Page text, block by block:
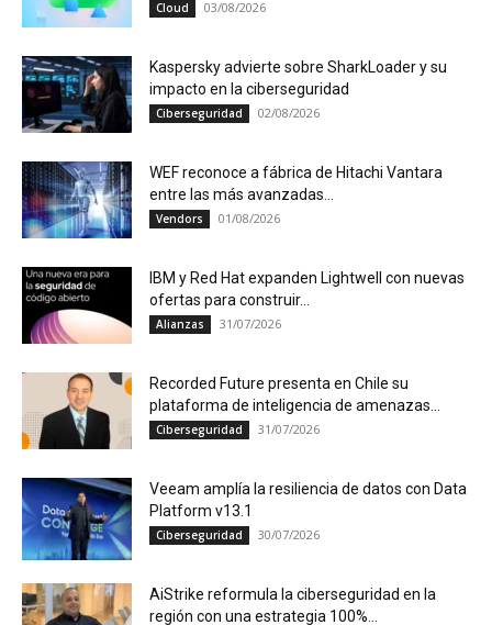
Cloud 03/08/2026
Kaspersky advierte sobre SharkLoader y su
impacto en la ciberseguridad
Ciberseguridad 02/08/2026
WEF reconoce a fábrica de Hitachi Vantara
entre las más avanzadas...
Vendors 01/08/2026
IBM y Red Hat expanden Lightwell con nuevas
ofertas para construir...
Alianzas 31/07/2026
Recorded Future presenta en Chile su
plataforma de inteligencia de amenazas...
Ciberseguridad 31/07/2026
Veeam amplía la resiliencia de datos con Data
Platform v13.1
Ciberseguridad 30/07/2026
AiStrike reformula la ciberseguridad en la
región con una estrategia 100%...